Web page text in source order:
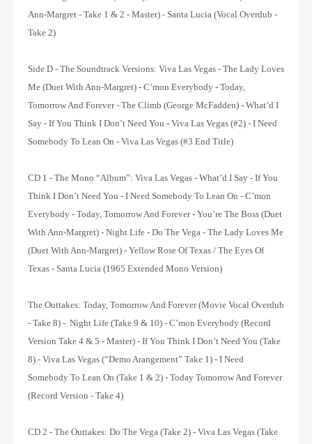
Ann-Margret - Take 1 & 2 - Master) - Santa Lucia (Vocal Overdub -
Take 2)
Side D - The Soundtrack Versions: Viva Las Vegas - The Lady Loves
Me (Duet With Ann-Margret) - C’mon Everybody - Today,
Tomorrow And Forever - The Climb (George McFadden) - What’d I
Say - If You Think I Don’t Need You - Viva Las Vegas (#2) - I Need
Somebody To Lean On - Viva Las Vegas (#3 End Title)
CD 1 - The Mono “Album”: Viva Las Vegas - What’d I Say - If You
Think I Don’t Need You - I Need Somebody To Lean On - C’mon
Everybody - Today, Tomorrow And Forever - You’re The Boss (Duet
With Ann-Margret) - Night Life - Do The Vega - The Lady Loves Me
(Duet With Ann-Margret) - Yellow Rose Of Texas / The Eyes Of
Texas - Santa Lucia (1965 Extended Mono Version)
The Outtakes: Today, Tomorrow And Forever (Movie Vocal Overdub
- Take 8) - Night Life (Take 9 & 10) - C’mon Everybody (Record
Version Take 4 & 5 - Master) - If You Think I Don’t Need You (Take
8) - Viva Las Vegas (“Demo Arangement” Take 1) - I Need
Somebody To Lean On (Take 1 & 2) - Today Tomorrow And Forever
(Record Version - Take 4)
CD 2 - The Outtakes: Do The Vega (Take 2) - Viva Las Vegas (Take